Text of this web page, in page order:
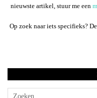
nieuwste artikel, stuur me een
Op zoek naar iets specifieks?